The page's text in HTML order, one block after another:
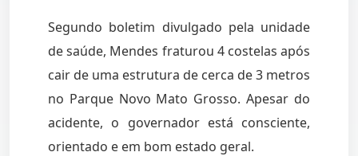
Segundo boletim divulgado pela unidade
de saúde, Mendes fraturou 4 costelas após
cair de uma estrutura de cerca de 3 metros
no Parque Novo Mato Grosso. Apesar do
acidente, o governador está consciente,
orientado e em bom estado geral.